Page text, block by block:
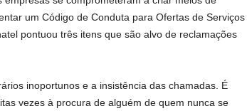
um Código de Conduta para Ofertas de Serviços
pontuou três itens que são alvo de reclamações
inoportunos e a insistência das chamadas. É
vezes à procura de alguém de quem nunca se